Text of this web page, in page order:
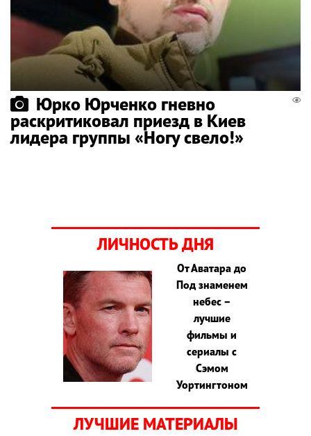
Юрко Юрченко гневно
раскритиковал приезд в Киев
лидера группы «Ногу свело!»
ЛИЧНОСТЬ ДНЯ
От Аватара до
Под знаменем
небес –
лучшие
фильмы и
сериалы с
Сэмом
Уортингтоном
ЛУЧШИЕ МАТЕРИАЛЫ